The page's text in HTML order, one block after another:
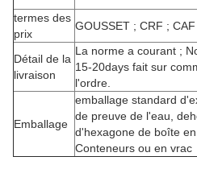
termes des
prix
GOUSSET ; CRF ;
Détail de la
livraison
La norme a courant ;
15-20days fait sur
l'ordre.
Emballage
emballage standard
de preuve de l'eau,
d'hexagone de boîte
Conteneurs ou en vrac